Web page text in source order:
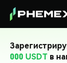
000 USDT в